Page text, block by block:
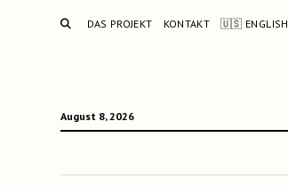
SUCHE
DAS PROJEKT KONTAKT 🇺🇸 ENGLISH
August 8, 2026